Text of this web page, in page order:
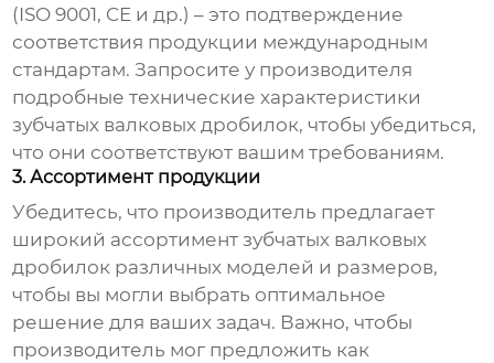
(ISO 9001, CE и др.) – это подтверждение
соответствия продукции международным
стандартам. Запросите у производителя
подробные технические характеристики
зубчатых валковых дробилок, чтобы убедиться,
что они соответствуют вашим требованиям.
3. Ассортимент продукции
Убедитесь, что производитель предлагает
широкий ассортиментзубчатых валковых
дробилок различных моделей и размеров,
чтобы вы могли выбрать оптимальное
решение для ваших задач. Важно, чтобы
производитель мог предложить как